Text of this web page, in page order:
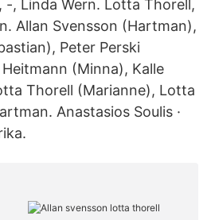
-, Linda Wern. Lotta Thorell,
Allan Svensson (Hartman),
Peter Perski
(Minna), Kalle
Thorell (Marianne), Lotta
Anastasios Soulis ·